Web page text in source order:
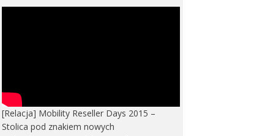
[Relacja] Mobility Reseller Days 2015 –
Stolica pod znakiem nowych